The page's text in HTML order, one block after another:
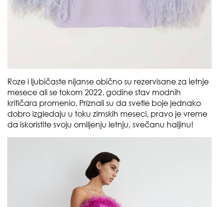
Roze i ljubičaste nijanse obično su rezervisane za letnje
mesece ali se tokom 2022. godine stav modnih
kritičara promenio. Priznali su da svetle boje jednako
dobro izgledaju u toku zimskih meseci, pravo je vreme
da iskoristite svoju omiljenju letnju, svečanu haljinu!